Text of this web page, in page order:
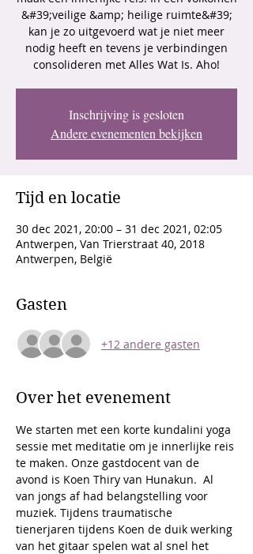
&#39;veilige &amp; heilige ruimte&#39;
kan je zo uitgevoerd wat je niet meer
nodig heeft en tevens je verbindingen
consolideren met Alles Wat Is. Aho!
Inschrijving is gesloten
Andere evenementen bekijken
Tijd en locatie
30 dec 2021, 20:00 – 31 dec 2021, 02:05
Antwerpen, Van Trierstraat 40, 2018
Antwerpen, België
Gasten
+12 andere gasten
Over het evenement
We starten met een korte kundalini yoga
sessie met meditatie om je innerlijke reis
te maken. Onze gastdocent van de
avond is Koen Thiry van Hunakun.  Al
van jongs af had belangstelling voor
muziek. Tijdens traumatische
tienerjaren tijdens Koen de duik werking
van het gitaar spelen wat al snel het